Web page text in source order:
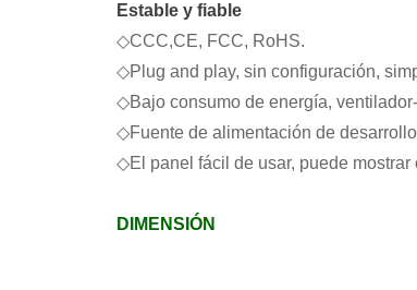
Estable y fiable
◇CCC,CE, FCC, RoHS.
◇Plug and play, sin configuración,
◇Bajo consumo de energía, ventilador-
◇Fuente de alimentación de
◇El panel fácil de usar, puede
DIMENSIÓN